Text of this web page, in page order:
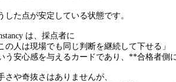
した点が安定している状態です。
は、採点者に
の人は現場でも同じ判断を継続して下せる」
う安心感を与えるカードであり、**合格者側
さや奇抜さはありませんが、